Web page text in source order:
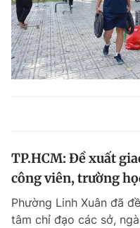
TP.HCM: Đề xuất
công viên, trường
Phường Linh Xuân đã
tâm chỉ đạo các sở,